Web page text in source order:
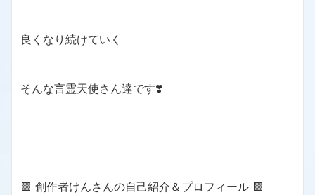
良くなり続けていく
そんな言霊天使さん達です❣️
🟩 創作者けんさんの自己紹介＆プロフィール 🟩